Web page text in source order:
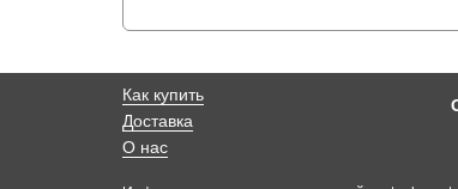
Как купить
Доставка
О нас